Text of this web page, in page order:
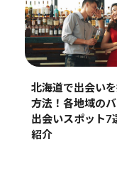
北海道で出会い
方法！各地域のバ
出会いスポット7
紹介